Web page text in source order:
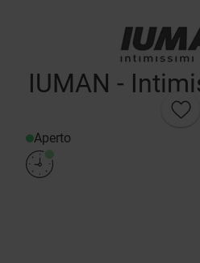
IUMAN -
Aperto